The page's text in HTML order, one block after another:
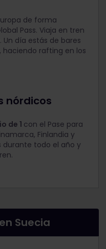
de forma
Pass. Viaja en tren
día estás de bares
haciendo rafting en los
nórdicos
de 1 con el Pase para
Finlandia y
durante todo el año y
Suecia